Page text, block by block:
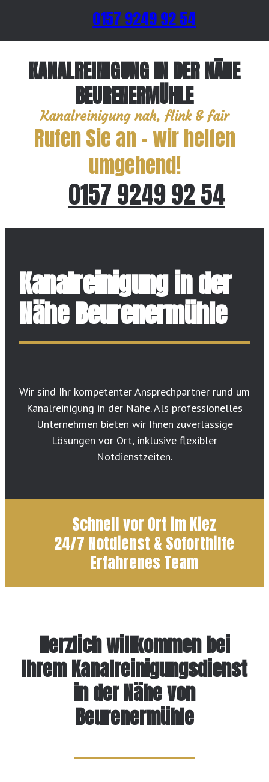
0157 9249 92 54
KANALREINIGUNG IN DER NÄHE
BEURENERMÜHLE
Kanalreinigung nah, flink & fair
Rufen Sie an – wir helfen
umgehend!
0157 9249 92 54
Kanalreinigung in der
Nähe Beurenermühle
Wir sind Ihr kompetenter Ansprechpartner rund um
Kanalreinigung in der Nähe. Als professionelles
Unternehmen bieten wir Ihnen zuverlässige
Lösungen vor Ort, inklusive flexibler
Notdienstzeiten.
Schnell vor Ort im Kiez
24/7 Notdienst & Soforthilfe
Erfahrenes Team
Herzlich willkommen bei
Ihrem Kanalreinigungsdienst
in der Nähe von
Beurenermühle